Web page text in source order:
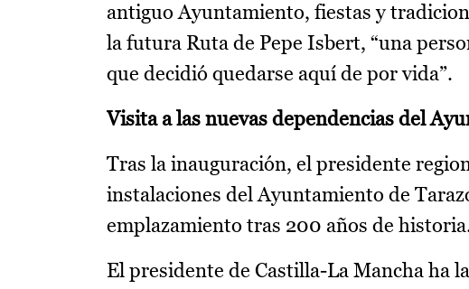
antiguo Ayuntamiento, fiestas y
la futura Ruta de Pepe Isbert, “una
que decidió quedarse aquí de por vida”.
Visita a las nuevas dependencias del
Tras la inauguración, el presidente
instalaciones del Ayuntamiento de
emplazamiento tras 200 años de
El presidente de Castilla-La Mancha ha